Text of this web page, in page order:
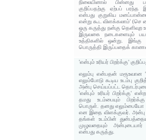
நிலையினால் பின்னது
குறிப்பதற்கு ஏற்பப் பரந்த
என்பது குறுகிய
என்று கூட விளக்கலாம்'
ஒரு கருத்து நன்கு
இருவகை நடைகளையும்
உத்திகளில் ஒன்று.
பொருத்தி இருப்பதைக்
'என்பும் உரியர் பிறர்க்கு'
எலும்பு என்பதன் மரூஉவான
எலும்போடு கூடிய உடம்பு
அன்பு செய்யப்பட்ட
'என்பும் உரியர் பிறர்க்கு'
தமது உடம்பையும்
பொருள். தனது எலும்பையோ
என இதை விளக்குவர். அன்பு
தங்கள் உடம்பின்
முழுவதையும்
என்பது கருத்து.